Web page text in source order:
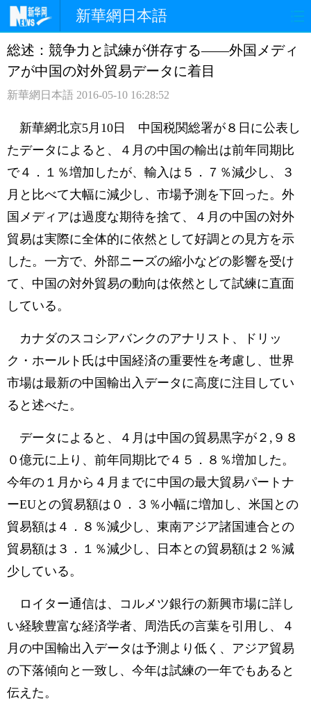
新華網日本語
ホームページ 政治 経済
観光 評論 写真
中日対訳
総述：競争力と試練が併存する——外国メディ
アが中国の対外貿易データに着目
新華網日本語 2016-05-10 16:28:52
新華網北京5月10日 中国税関総署が８日に公表し
たデータによると、４月の中国の輸出は前年同期比
で４．１％増加したが、輸入は５．７％減少し、３
月と比べて大幅に減少し、市場予測を下回った。外
国メディアは過度な期待を捨て、４月の中国の対外
貿易は実際に全体的に依然として好調との見方を示
した。一方で、外部ニーズの縮小などの影響を受け
て、中国の対外貿易の動向は依然として試練に直面
している。
カナダのスコシアバンクのアナリスト、ドリッ
ク・ホールト氏は中国経済の重要性を考慮し、世界
市場は最新の中国輸出入データに高度に注目してい
ると述べた。
データによると、４月は中国の貿易黒字が２,９８
０億元に上り、前年同期比で４５．８％増加した。
今年の１月から４月までに中国の最大貿易パートナ
ーEUとの貿易額は０．３％小幅に増加し、米国との
貿易額は４．８％減少し、東南アジア諸国連合との
貿易額は３．１％減少し、日本との貿易額は２％減
少している。
ロイター通信は、コルメツ銀行の新興市場に詳し
い経験豊富な経済学者、周浩氏の言葉を引用し、４
月の中国輸出入データは予測より低く、アジア貿易
の下落傾向と一致し、今年は試練の一年でもあると
伝えた。